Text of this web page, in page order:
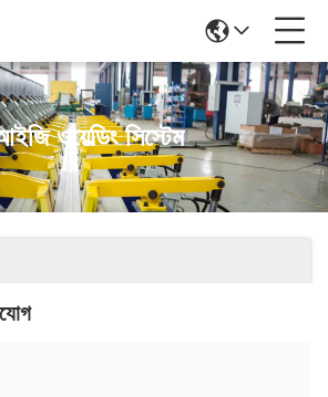
ওয়েল্ডিং সিস্টেম